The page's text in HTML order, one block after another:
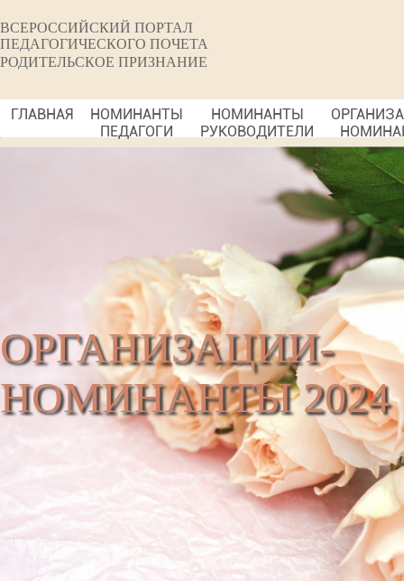
ВСЕРОССИЙСКИЙ ПОРТАЛ
ПЕДАГОГИЧЕСКОГО ПОЧЕТА
РОДИТЕЛЬСКОЕ ПРИЗНАНИЕ
ГЛАВНАЯ
НОМИНАНТЫ
ПЕДАГОГИ
НОМИНАНТЫ
РУКОВОДИТЕЛИ
ОРГАНИЗАЦИИ-
НОМИНАНТЫ 2024